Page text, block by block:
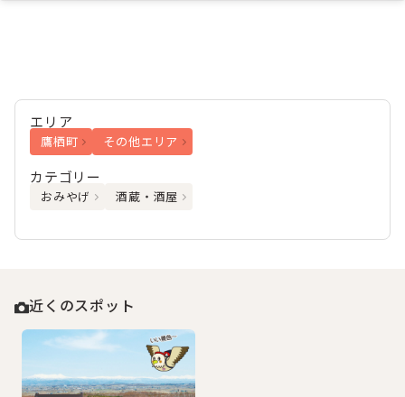
エリア
鷹栖町 その他エリア
カテゴリー
おみやげ 酒蔵・酒屋
近くのスポット